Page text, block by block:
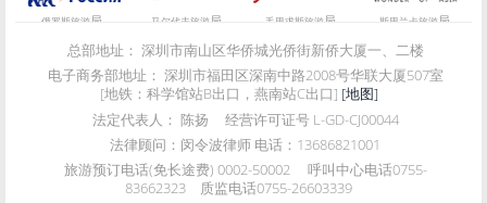
俄罗斯旅游局 马尔代夫旅游局 毛里求斯旅游局 斯里兰卡旅游局
总部地址： 深圳市南山区华侨城光侨街新侨大厦一、二楼
电子商务部地址： 深圳市福田区深南中路2008号华联大厦507室
[地铁：科学馆站B出口，燕南站C出口] [地图]
法定代表人： 陈扬 经营许可证号 L-GD-CJ00044
法律顾问： 闵令波律师 电话：13686821001
旅游预订电话(免长途费) 0002-50002 呼叫中心电话0755-
83662323
质监电话0755-26603339